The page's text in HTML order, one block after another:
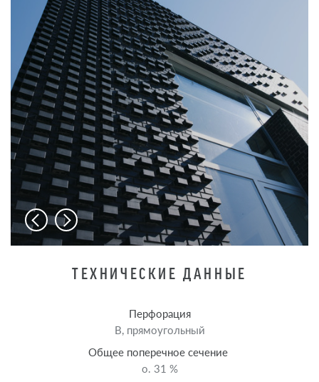
ТЕХНИЧЕСКИЕ ДАННЫЕ
Перфорация
B, прямоугольный
Общее поперечное сечение
o. 31 %